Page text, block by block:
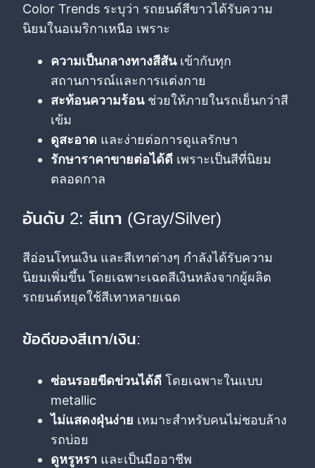
Color Trends ระบุว่า รถยนต์สีขาวได้รับความ
นิยมในอเมริกาเหนือ เพราะ
ความเป็นกลางทางสีสันเข้ากับทุก
สถานการณ์และการแต่งกาย
สะท้อนความร้อนช่วยให้ภายในรถเย็นกว่าสี
เข้ม
ดูสะอาด และง่ายต่อการดูแลรักษา
รักษาราคาขายต่อได้ดี เพราะเป็นสีที่นิยม
ตลอดกาล
อันดับ 2: สีเทา (Gray/Silver)
สีอ่อนโทนเงิน และสีเทาต่างๆ กำลังได้รับความ
นิยมเพิ่มขึ้น โดยเฉพาะเฉดสีเงินหลังจากผู้ผลิต
รถยนต์หยุดใช้สีเทาหลายเฉด
ข้อดีของสีเทา/เงิน:
ซ่อนรอยขีดข่วนได้ดี โดยเฉพาะในแบบ
metallic
ไม่แสดงฝุ่นง่าย เหมาะสำหรับคนไม่ชอบล้าง
รถบ่อย
ดูหรูหรา และเป็นมืออาชีพ